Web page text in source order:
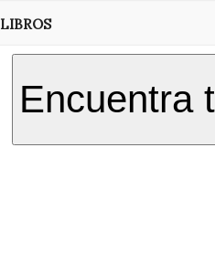
LIBROS
Encuentra